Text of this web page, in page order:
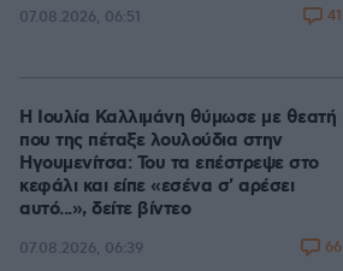
07.08.2026, 06:51 41
Η Ιουλία Καλλιμάνη θύμωσε με θεατή
που της πέταξε λουλούδια στην
Ηγουμενίτσα: Του τα επέστρεψε στο
κεφάλι και είπε «εσένα σ' αρέσει
αυτό...», δείτε βίντεο
07.08.2026, 06:39 66